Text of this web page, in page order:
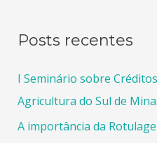
Posts recentes
I Seminário sobre
Agricultura do Sul de
A importância da